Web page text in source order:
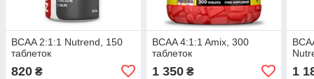
BCAA 2:1:1 Nutrend, 150
таблеток
820 ₴
BCAA 4:1:1 Amix, 300
таблеток
1 350₴ 1